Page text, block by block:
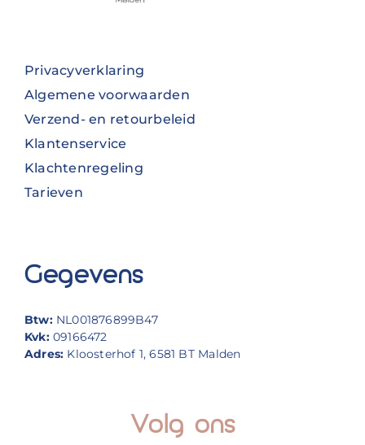
Privacyverklaring
Algemene voorwaarden
Verzend- en retourbeleid
Klantenservice
Klachtenregeling
Tarieven
Gegevens
Btw: NL001876899B47
Kvk:09166472
Adres: Kloosterhof 1, 6581 BT Malden
Volg ons